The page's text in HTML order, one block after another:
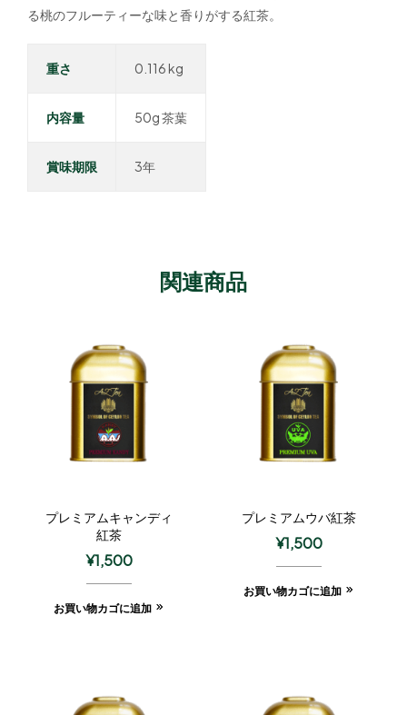
る桃のフルーティーな味と香りがする紅茶。
重さ 0.116 kg
内容量 50g 茶葉
賞味期限 3年
関連商品
プレミアムキャンディ
紅茶
¥1,500
お買い物カゴに追加
プレミアムウバ紅茶
¥1,500
お買い物カゴに追加